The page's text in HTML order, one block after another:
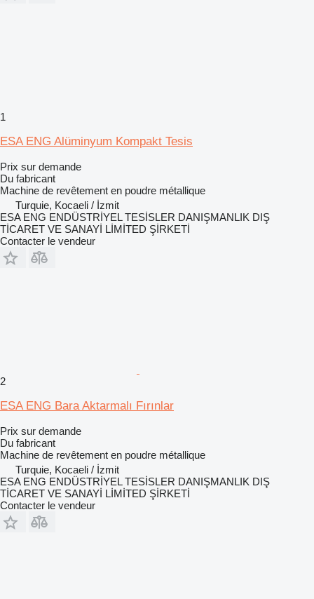
1
ESA ENG Alüminyum Kompakt Tesis
Prix sur demande
Du fabricant
Machine de revêtement en poudre métallique
Turquie, Kocaeli / İzmit
ESA ENG ENDÜSTRİYEL TESİSLER DANIŞMANLIK DIŞ
TİCARET VE SANAYİ LİMİTED ŞİRKETİ
Contacter le vendeur
2
ESA ENG Bara Aktarmalı Fırınlar
Prix sur demande
Du fabricant
Machine de revêtement en poudre métallique
Turquie, Kocaeli / İzmit
ESA ENG ENDÜSTRİYEL TESİSLER DANIŞMANLIK DIŞ
TİCARET VE SANAYİ LİMİTED ŞİRKETİ
Contacter le vendeur